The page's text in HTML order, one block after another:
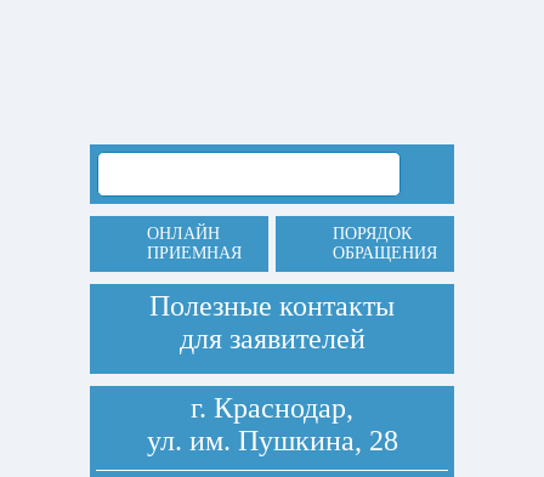
ОНЛАЙН
ПРИЕМНАЯ
ПОРЯДОК
ОБРАЩЕНИЯ
Полезные контакты
для заявителей
г. Краснодар,
ул. им. Пушкина, 28